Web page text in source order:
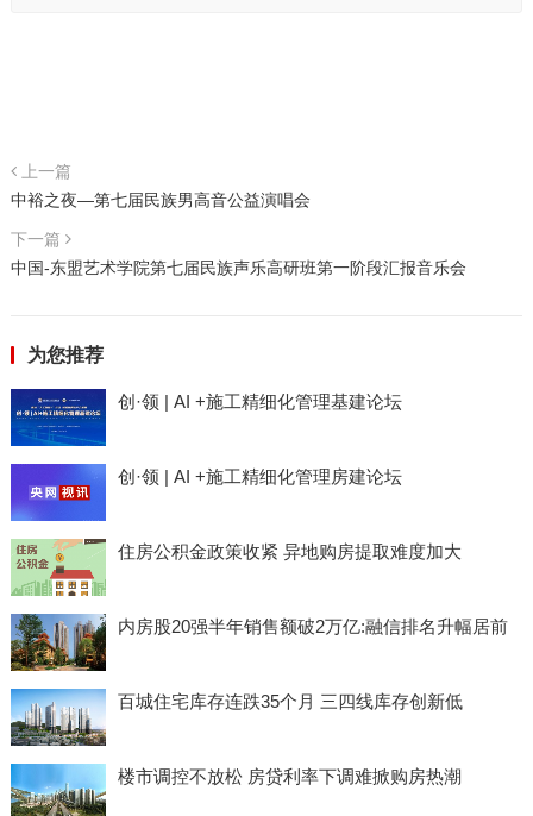
上一篇
中裕之夜—第七届民族男高音公益演唱会
下一篇
中国-东盟艺术学院第七届民族声乐高研班第一阶段汇报音乐会
为您推荐
创·领 | AI +施工精细化管理基建论坛
创·领 | AI +施工精细化管理房建论坛
住房公积金政策收紧 异地购房提取难度加大
内房股20强半年销售额破2万亿:融信排名升幅居前
百城住宅库存连跌35个月 三四线库存创新低
楼市调控不放松 房贷利率下调难掀购房热潮